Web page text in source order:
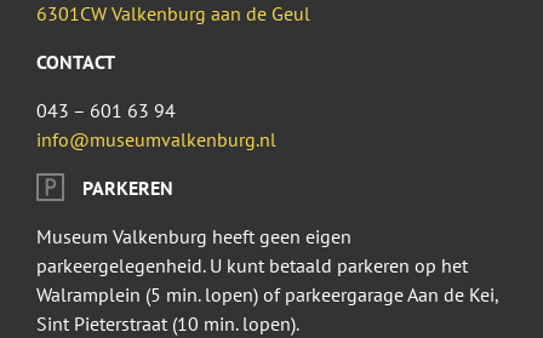
6301CW Valkenburg aan de Geul
CONTACT
043 – 601 63 94
info@museumvalkenburg.nl
PARKEREN
Museum Valkenburg heeft geen eigen
parkeergelegenheid. U kunt betaald parkeren op het
Walramplein (5 min. lopen) of parkeergarage Aan de Kei,
Sint Pieterstraat (10 min. lopen).